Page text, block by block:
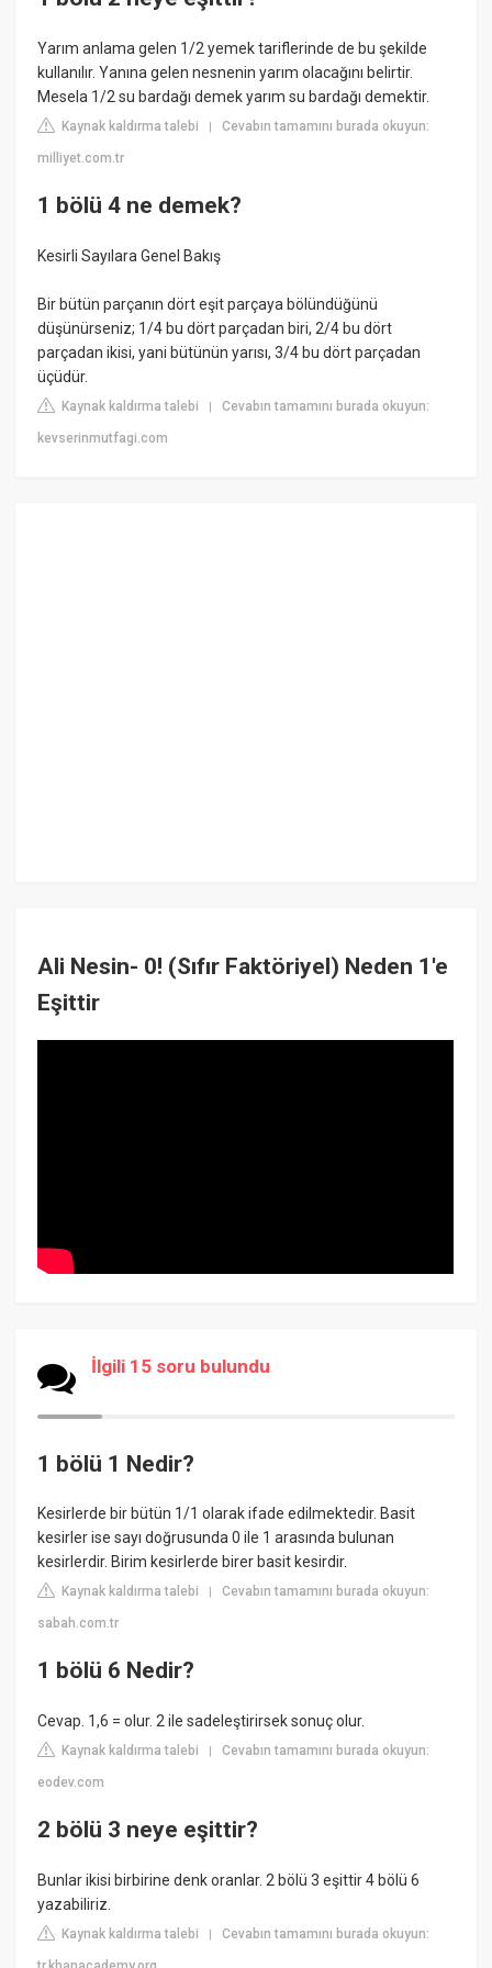
Yarım anlama gelen 1/2 yemek tariflerinde de bu şekilde
kullanılır. Yanına gelen nesnenin yarım olacağını belirtir.
Mesela 1/2 su bardağı demek yarım su bardağı demektir.
Kaynak kaldırma talebi |Cevabın tamamını burada okuyun:
milliyet.com.tr
1 bölü 4 ne demek?
Kesirli Sayılara Genel Bakış
Bir bütün parçanın dört eşit parçaya bölündüğünü
düşünürseniz; 1/4 bu dört parçadan biri, 2/4 bu dört
parçadan ikisi, yani bütünün yarısı, 3/4 bu dört parçadan
üçüdür.
Kaynak kaldırma talebi |Cevabın tamamını burada okuyun:
kevserinmutfagi.com
Ali Nesin- 0! (Sıfır Faktöriyel) Neden 1'e
Eşittir
İlgili 15 soru bulundu
1 bölü 1 Nedir?
Kesirlerde bir bütün 1/1 olarak ifade edilmektedir. Basit
kesirler ise sayı doğrusunda 0 ile 1 arasında bulunan
kesirlerdir. Birim kesirlerde birer basit kesirdir.
Kaynak kaldırma talebi |Cevabın tamamını burada okuyun:
sabah.com.tr
1 bölü 6 Nedir?
Cevap. 1,6 = olur. 2 ile sadeleştirirsek sonuç olur.
Kaynak kaldırma talebi |Cevabın tamamını burada okuyun:
eodev.com
2 bölü 3 neye eşittir?
Bunlar ikisi birbirine denk oranlar. 2 bölü 3 eşittir 4 bölü 6
yazabiliriz.
Kaynak kaldırma talebi |Cevabın tamamını burada okuyun: